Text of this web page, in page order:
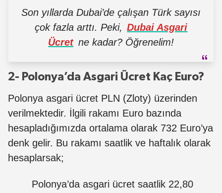
Son yıllarda Dubai’de çalışan Türk sayısı
çok fazla arttı. Peki, Dubai Asgari
Ücret ne kadar? Öğrenelim!
2- Polonya’da Asgari Ücret Kaç Euro?
Polonya asgari ücret PLN (Zloty) üzerinden
verilmektedir. İlgili rakamı Euro bazında
hesapladığımızda ortalama olarak 732 Euro’ya
denk gelir. Bu rakamı saatlik ve haftalık olarak
hesaplarsak;
Polonya’da asgari ücret saatlik 22,80